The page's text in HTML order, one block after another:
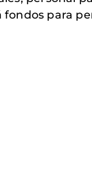
fondos para